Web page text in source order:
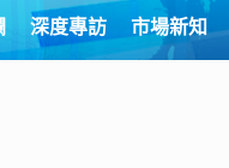
深度專訪 市場新知